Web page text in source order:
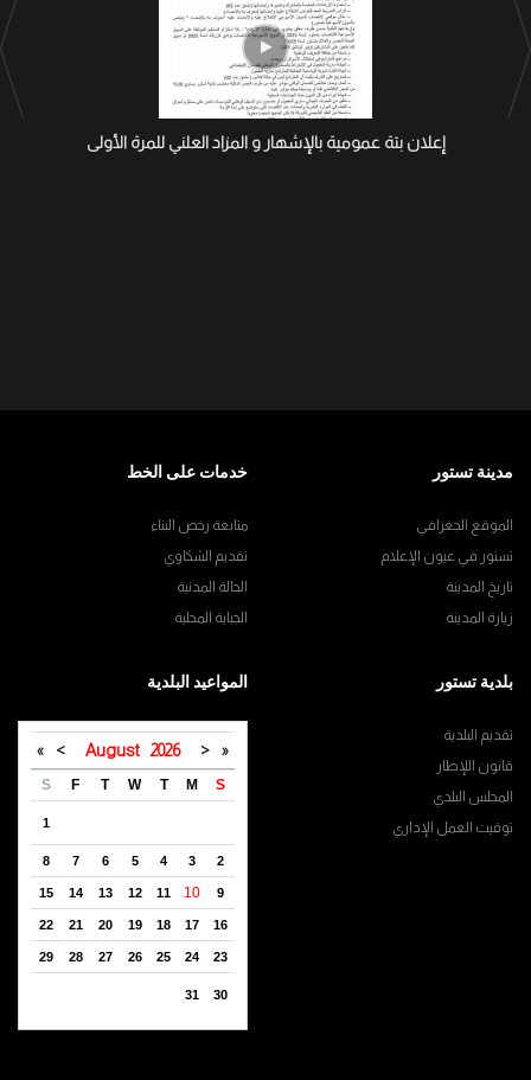
إعلان بتة عمومية بالإشهار و المزاد العلني للمرة الأولى
مدينة تستور
الموقع الجغرافي
تستور في عيون الإعلام
تاريخ المدينة
زيارة المدينة
خدمات على الخط
متابعة رخص البناء
تقديم الشكاوي
الحالة المدنية
الجباية المحلية
بلدية تستور
تقديم البلدية
قانون اللإطار
المجلس البلدي
توقيت العمل الإداري
المواعيد البلدية
«
<
August 2026
>
»
S
M
T
W
T
F
S
1
2
3
4
5
6
7
8
9
10
11
12
13
14
15
16
17
18
19
20
21
22
23
24
25
26
27
28
29
30
31